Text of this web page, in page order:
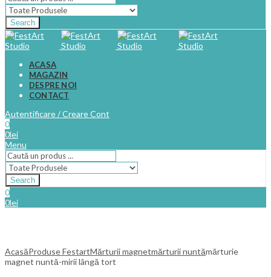
Search
ACASA
MAGAZIN
DESPRE NOI
CONTACT
Autentificare / Creare Cont
0
0lei
Menu
Search
0
0lei
AcasăProduse FestartMărturii magnetmărturii nuntămărturie
magnet nuntă-mirii lângă tort